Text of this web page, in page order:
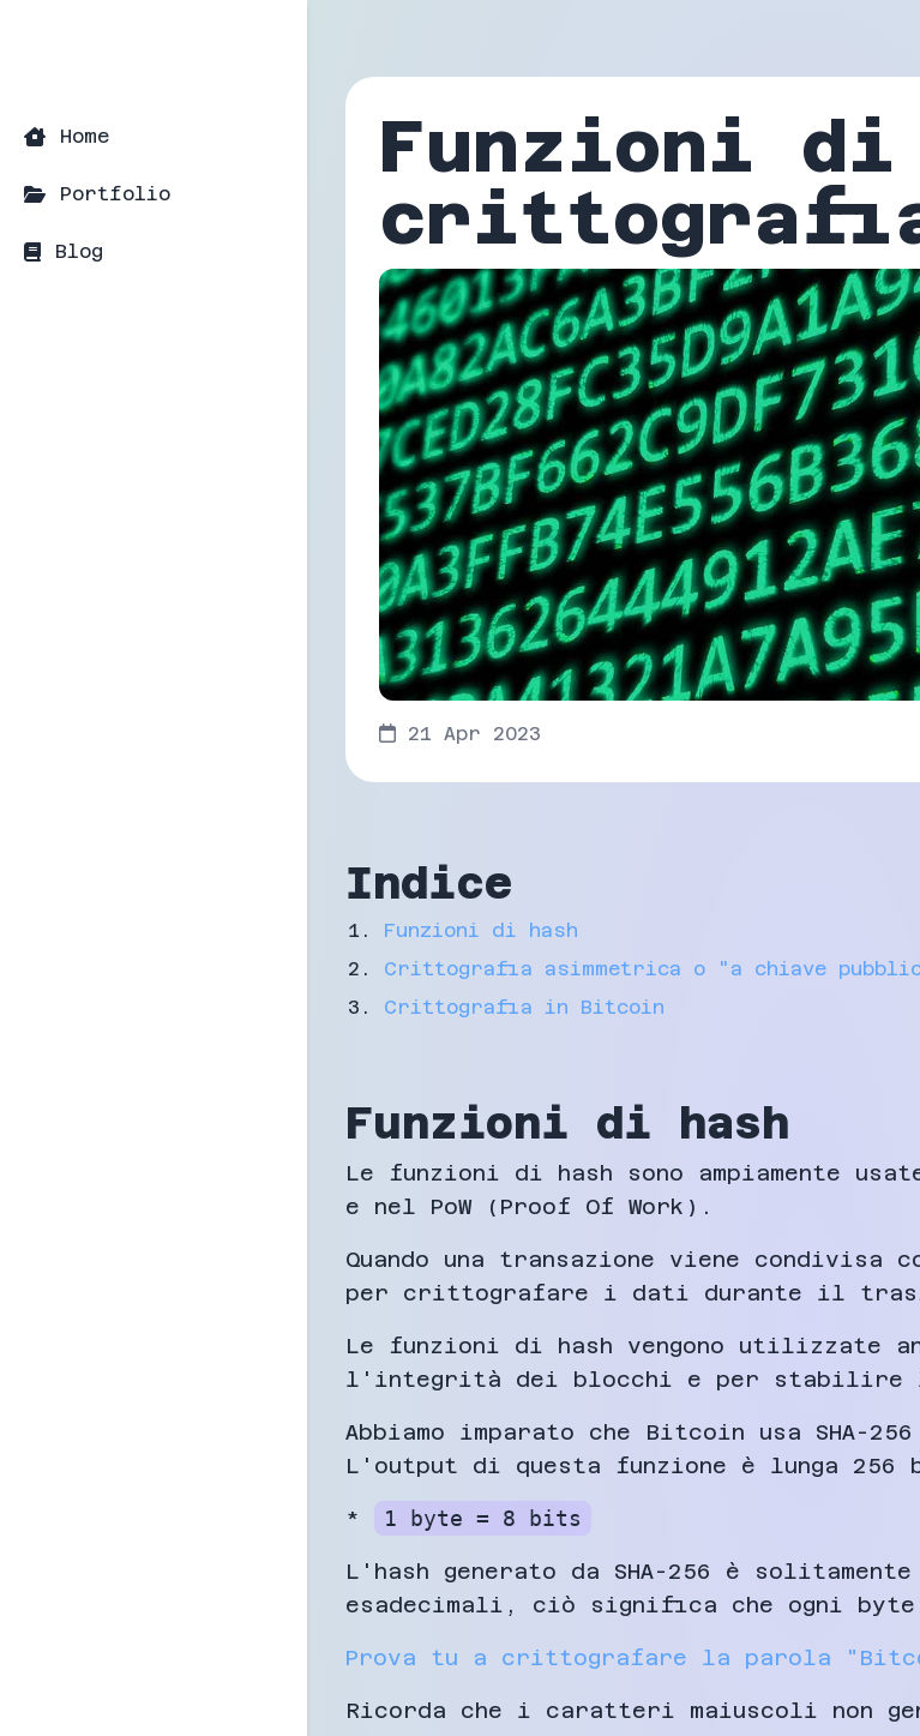
Home
Portfolio
Blog
Funzioni di
crittografia
21 Apr 2023
Indice
Funzioni di hash
Crittografia asimmetrica o "a chiave
Crittografia in Bitcoin
Funzioni di hash
Le funzioni di hash sono
e nel PoW (Proof Of Work).
Quando una transazione viene condivisa
per crittografare i dati durante il
Le funzioni di hash vengono utilizzate
l'integrità dei blocchi e per stabilire
Abbiamo imparato che Bitcoin usa SHA-
L'output di questa funzione è lunga
* 1 byte = 8 bits
L'hash generato da SHA-256 è
esadecimali, ciò significa che ogni
Prova tu a crittografare la parola
Ricorda che i caratteri maiuscoli non